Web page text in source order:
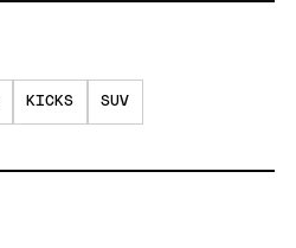
KICKS SUV